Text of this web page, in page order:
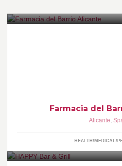
Farmacia del
Alicante,
HEALTH/MEDICAL/